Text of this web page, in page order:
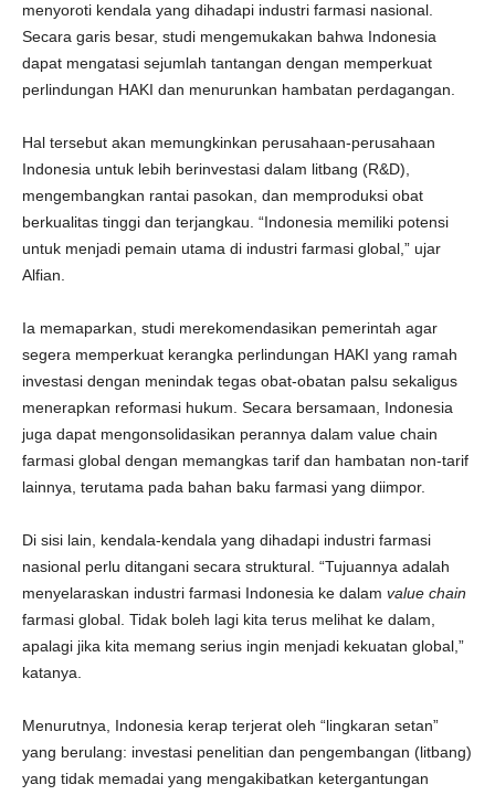
menyoroti kendala yang dihadapi industri farmasi nasional.
Secara garis besar, studi mengemukakan bahwa Indonesia
dapat mengatasi sejumlah tantangan dengan memperkuat
perlindungan HAKI dan menurunkan hambatan perdagangan.
Hal tersebut akan memungkinkan perusahaan-perusahaan
Indonesia untuk lebih berinvestasi dalam litbang (R&D),
mengembangkan rantai pasokan, dan memproduksi obat
berkualitas tinggi dan terjangkau. “Indonesia memiliki potensi
untuk menjadi pemain utama di industri farmasi global,” ujar
Alfian.
Ia memaparkan, studi merekomendasikan pemerintah agar
segera memperkuat kerangka perlindungan HAKI yang ramah
investasi dengan menindak tegas obat-obatan palsu sekaligus
menerapkan reformasi hukum. Secara bersamaan, Indonesia
juga dapat mengonsolidasikan perannya dalam value chain
farmasi global dengan memangkas tarif dan hambatan non-tarif
lainnya, terutama pada bahan baku farmasi yang diimpor.
Di sisi lain, kendala-kendala yang dihadapi industri farmasi
nasional perlu ditangani secara struktural. “Tujuannya adalah
menyelaraskan industri farmasi Indonesia ke dalam value chain
farmasi global. Tidak boleh lagi kita terus melihat ke dalam,
apalagi jika kita memang serius ingin menjadi kekuatan global,”
katanya.
Menurutnya, Indonesia kerap terjerat oleh “lingkaran setan”
yang berulang: investasi penelitian dan pengembangan (litbang)
yang tidak memadai yang mengakibatkan ketergantungan